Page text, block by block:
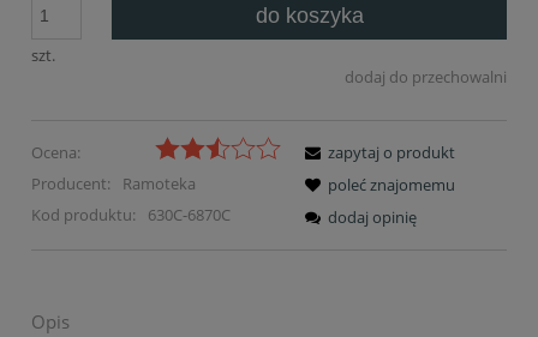
szt.
do koszyka
dodaj do przechowalni
Ocena:
Producent:
Ramoteka
Kod produktu:
630C-6870C
zapytaj o produkt
poleć znajomemu
dodaj opinię
Opis